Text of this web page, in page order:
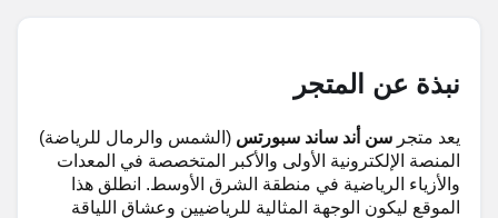
نبذة عن المتجر
يعد متجر سن أند ساند سبورتس (الشمس والرمال للرياضة)
المنصة الإلكترونية الأولى والأكبر المتخصصة في المعدات
والأزياء الرياضية في منطقة الشرق الأوسط. انطلق هذا
الموقع ليكون الوجهة المثالية للرياضيين وعشاق اللياقة